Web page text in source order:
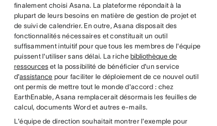
finalement choisi Asana. La plateforme répondait à la
plupart de leurs besoins en matière de gestion de projet et
de suivi de calendrier. En outre, Asana disposait des
fonctionnalités nécessaires et constituait un outil
suffisamment intuitif pour que tous les membres de l'équipe
puissent l'utiliser sans délai. La riche bibliothèque de
ressourceset la possibilité de bénéficier d'un service
d'assistance pour faciliter le déploiement de ce nouvel outil
ont permis de mettre tout le monde d'accord : chez
EarthEnable, Asana remplacerait désormais les feuilles de
calcul, documents Word et autres e-mails.
L'équipe de direction souhaitait montrer l'exemple pour